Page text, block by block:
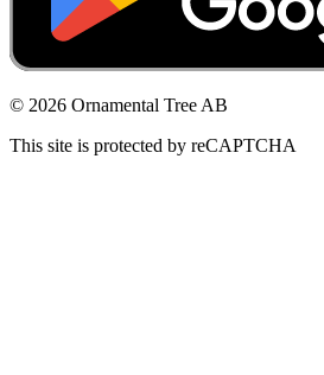
© 2026 Ornamental Tree AB
This site is protected by reCAPTCHA